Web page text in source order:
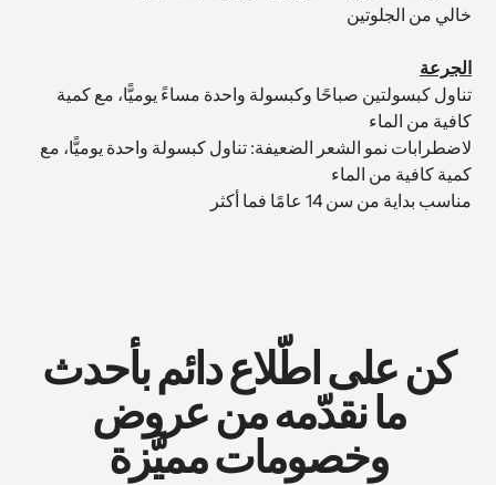
خالي من الجلوتين
الجرعة
تناول كبسولتين صباحًا وكبسولة واحدة مساءً يوميًّا، مع كمية
كافية من الماء
لاضطرابات نمو الشعر الضعيفة: تناول كبسولة واحدة يوميًّا، مع
كمية كافية من الماء
مناسب بداية من سن 14 عامًا فما أكثر
كن على اطّلاع دائم بأحدث
ما نقدّمه من عروض
وخصومات مميَّزة